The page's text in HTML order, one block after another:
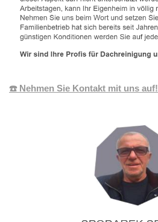
☎️ Nehmen Sie Kontakt mit uns auf!